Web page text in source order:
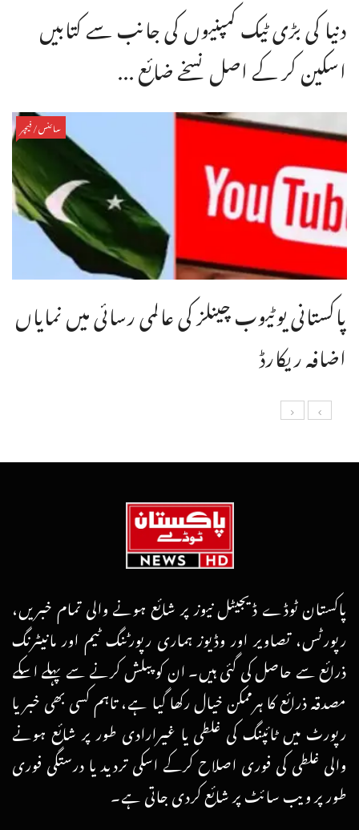
دنیا کی بڑی ٹیک کمپنیوں کی جانب سے کتابیں
اسکین کر کے اصل نسخے ضائع ...
سائنس/فیچر
پاکستانی یوٹیوب چینلز کی عالمی رسائی میں نمایاں
اضافہ ریکارڈ
پاکستان ٹوڈے ڈیجیٹل نیوز پر شائع ہونے والی تمام خبریں،
رپورٹس، تصاویر اور وڈیوز ہماری رپورٹنگ ٹیم اور مانیٹرنگ
ذرائع سے حاصل کی گئی ہیں۔ ان کو پبلش کرنے سے پہلے اسکے
مصدقہ ذرائع کا ہرممکن خیال رکھا گیا ہے، تاہم کسی بھی خبر یا
رپورٹ میں ٹائپنگ کی غلطی یا غیرارادی طور پر شائع ہونے
والی غلطی کی فوری اصلاح کرکے اسکی تردید یا درستگی فوری
طور پر ویب سائٹ پر شائع کردی جاتی ہے۔